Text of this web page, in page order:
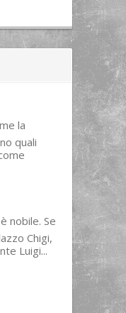
la
quali
nobile. Se
Chigi,
Luigi...